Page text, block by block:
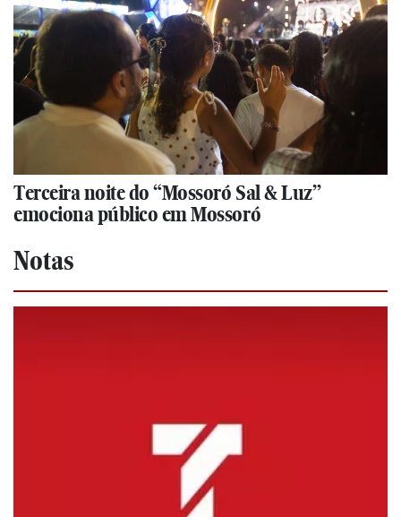
Terceira noite do “Mossoró Sal & Luz”
emociona público em Mossoró
Notas